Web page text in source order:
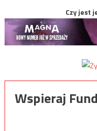
Czy jest
Wspieraj